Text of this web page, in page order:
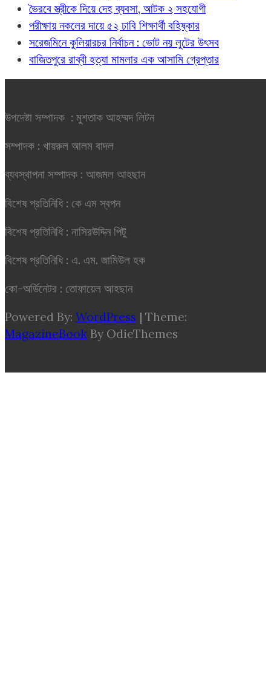
ভৈরবে স্ত্রীকে দিয়ে দেহ ব্যবসা, আটক ২ সহযোগী
পরীক্ষায় নকলের দায়ে ৫২ ঢাবি শিক্ষার্থী বহিষ্কার
সরেজমিনে কুলিয়ারচর নির্বাচন : ভোট নয় লুটের উৎসব
বাজিতপুরে রাব্বী হত্যা মামলার এক আসামি গ্রেপ্তার
উপদেষ্টা সম্পাদক : মুশতাক আহম্মদ লিটন
সম্পাদক : খায়রুল আলম বাদল
ব্যবস্থাপনা সম্পাদক : আজমল আহছান
বিশেষ প্রতিনিধি : কে এম স্বপন
বিশেষ প্রতিনিধি : নাসিরউদ্দিন পিটু
বিশেষ প্রতিনিধি : এ. এম. জামিউল হক
কো-অর্ডিনেটর : তোফায়েল আহছান
Powered By: WordPress | Theme:
MagazineBook By OdieThemes